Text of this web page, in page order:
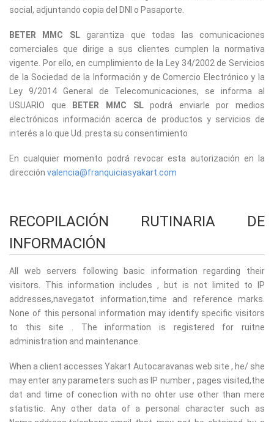
social, adjuntando copia del DNI o Pasaporte.
BETER MMC SLgarantiza que todas las comunicaciones
comerciales que dirige a sus clientes cumplen la normativa
vigente. Por ello, en cumplimiento de la Ley 34/2002 de Servicios
de la Sociedad de la Información y de Comercio Electrónico y la
Ley 9/2014 General de Telecomunicaciones, se informa al
USUARIO que
BETER MMC SLpodrá enviarle por medios
electrónicos información acerca de productos y servicios de
interés a lo que Ud. presta su consentimiento
En cualquier momento podrá revocar esta autorización en la
dirección valencia@franquiciasyakart.com
RECOPILACIÓN RUTINARIA DE
INFORMACIÓN
All web servers following basic information regarding their
visitors. This information includes , but is not limited to IP
addresses,navegatot information,time and reference marks.
None of this personal information may identify specific visitors
to this site . The information is registered for ruitne
administration and maintenance.
When a client accesses Yakart Autocaravanas web site , he/ she
may enter any parameters such as IP number , pages visited,the
dat and time of conection with no ohter use other than mere
statistic. Any other data of a personal character such as